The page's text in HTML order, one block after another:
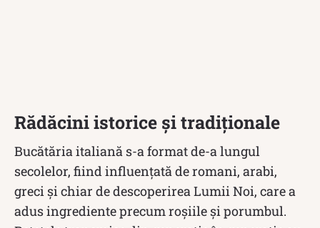
Rădăcini istorice și tradiționale
Bucătăria italiană s-a format de-a lungul
secolelor, fiind influențată de romani, arabi,
greci și chiar de descoperirea Lumii Noi, care a
adus ingrediente precum roșiile și porumbul.